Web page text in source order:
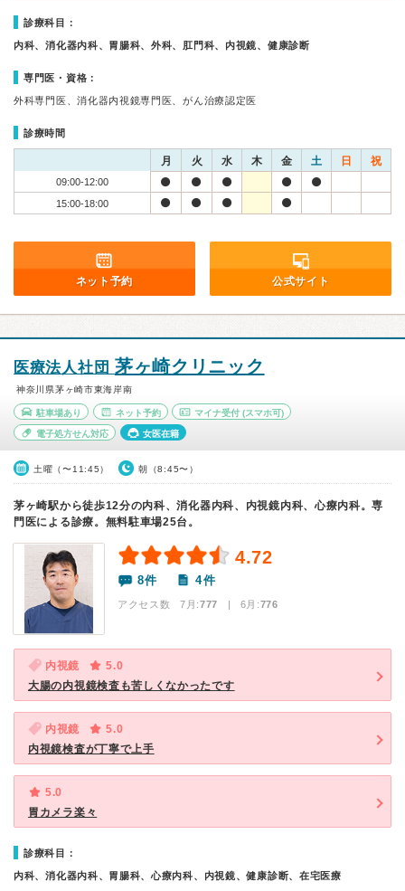
診療科目：
内科、消化器内科、胃腸科、外科、肛門科、内視鏡、健康診断
専門医・資格：
外科専門医、消化器内視鏡専門医、がん治療認定医
診療時間
月 火 水 木 金 土 日 祝
09:00-12:00
15:00-18:00
ネット予約 公式サイト
医療法人社団 茅ヶ崎クリニック
神奈川県茅ヶ崎市東海岸南
駐車場あり ネット予約 マイナ受付 (スマホ可)
電子処方せん対応 女医在籍
土曜（〜11:45） 朝（8:45〜）
茅ヶ崎駅から徒歩12分の内科、消化器内科、内視鏡内科、心療内科。専
門医による診療。無料駐車場25台。
4.72
8件 4件
アクセス数 7月:777 | 6月:776
内視鏡
5.0
大腸の内視鏡検査も苦しくなかったです
内視鏡
5.0
内視鏡検査が丁寧で上手
5.0
胃カメラ楽々
診療科目：
内科、消化器内科、胃腸科、心療内科、内視鏡、健康診断、在宅医療